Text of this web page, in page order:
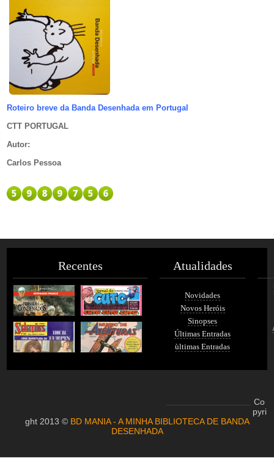
Roteiro breve da Banda Desenhada em Portugal
CTT PORTUGAL
Autor:
Carlos Pessoa
Recentes Atualidades
Novidades
Novos Heróis
Sinopses
Últimas Entradas
ùltimas Entradas
Co
pyri
ght 2013 © BD MANIA - A MINHA BIBLIOTECA DE BANDA
DESENHADA